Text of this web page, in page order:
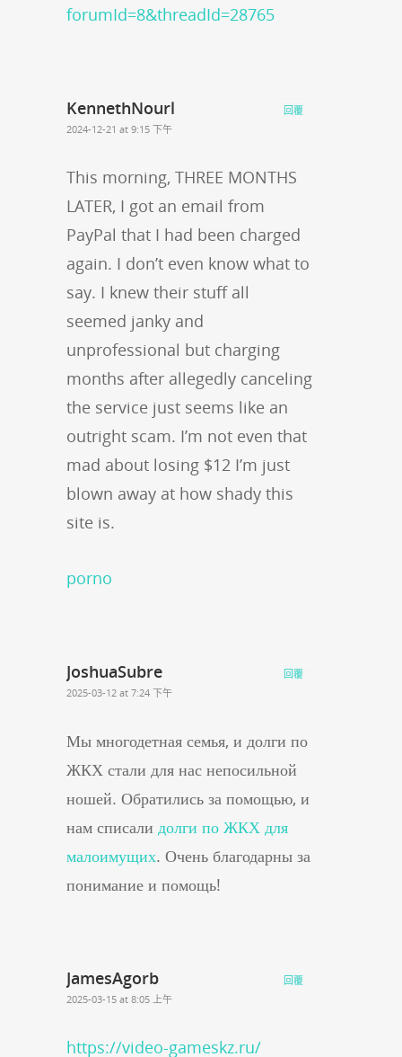
forumId=8&threadId=28765
KennethNourl
2024-12-21 at 9:15 下午
This morning, THREE MONTHS
LATER, I got an email from
PayPal that I had been charged
again. I don’t even know what to
say. I knew their stuff all
seemed janky and
unprofessional but charging
months after allegedly canceling
the service just seems like an
outright scam. I’m not even that
mad about losing $12 I’m just
blown away at how shady this
site is.
porno
回覆
JoshuaSubre
2025-03-12 at 7:24 下午
Мы многодетная семья, и долги по
ЖКХ стали для нас непосильной
ношей. Обратились за помощью, и
нам списали долги по ЖКХ для
малоимущих. Очень благодарны за
понимание и помощь!
回覆
JamesAgorb
2025-03-15 at 8:05 上午
https://video-gameskz.ru/
回覆